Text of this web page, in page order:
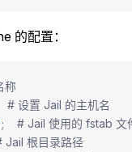
的配置：
称
# 设置 Jail 的主机名
;    # Jail 使用的 fstab 文
Jail 根目录路径